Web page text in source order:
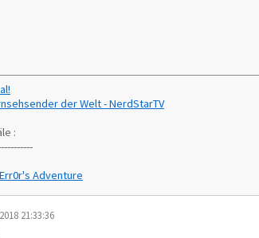
der Welt - NerdStarTV
:
Adventure
21:33:36